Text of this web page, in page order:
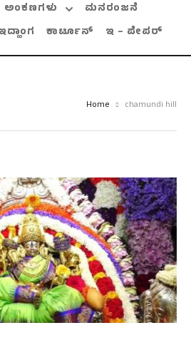
ಅಂಕಣಗಳು
ಮನರಂಜನೆ
ಕಾರ್ಟೂನ್ ಇ – ಪೇಪರ್
Home chamundi hill